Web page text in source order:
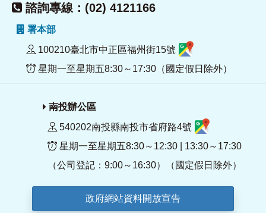
諮詢專線：(02) 4121166
署本部
100210臺北市中正區福州街15號
星期一至星期五8:30～17:30（國定假日除外）
南投辦公區
540202南投縣南投市省府路4號
星期一至星期五8:30～12:30 | 13:30～17:30
（公司登記：9:00～16:30）（國定假日除外）
政府網站資料開放宣告